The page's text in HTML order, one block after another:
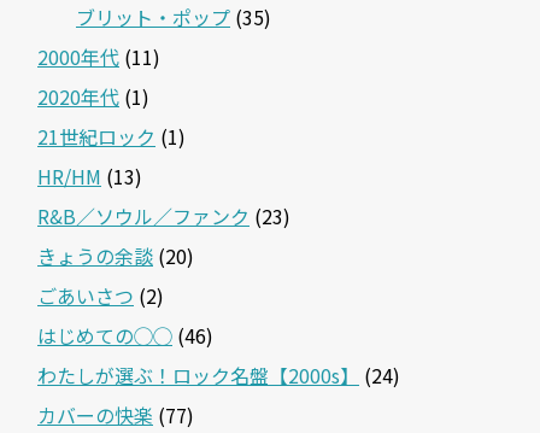
ブリット・ポップ (35)
2000年代 (11)
2020年代 (1)
21世紀ロック (1)
HR/HM (13)
R&B／ソウル／ファンク (23)
きょうの余談 (20)
ごあいさつ (2)
はじめての◯◯ (46)
わたしが選ぶ！ロック名盤【2000s】
(24)
カバーの快楽 (77)